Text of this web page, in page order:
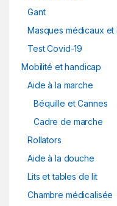
Gant
Masques médicaux et
Test Covid-19
Mobilité et handicap
Aide à la marche
Béquille et Cannes
Cadre de marche
Rollators
Aide à la douche
Lits et tables de lit
Chambre médicalisée